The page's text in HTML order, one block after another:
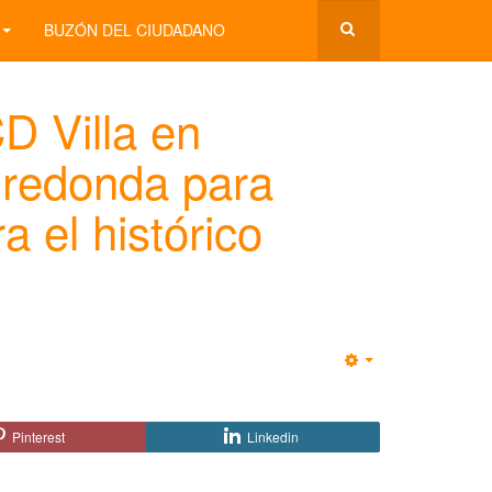
BUZÓN DEL CIUDADANO
Villa en
para
el histórico
Pinterest Linkedin